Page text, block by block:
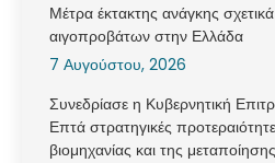
Μέτρα έκτακτης ανάγκης
αιγοπροβάτων στην Ελλάδα
7 Αυγούστου, 2026
Συνεδρίασε η Κυβερνητική
Επτά στρατηγικές
βιομηχανίας και της μεταποίησης